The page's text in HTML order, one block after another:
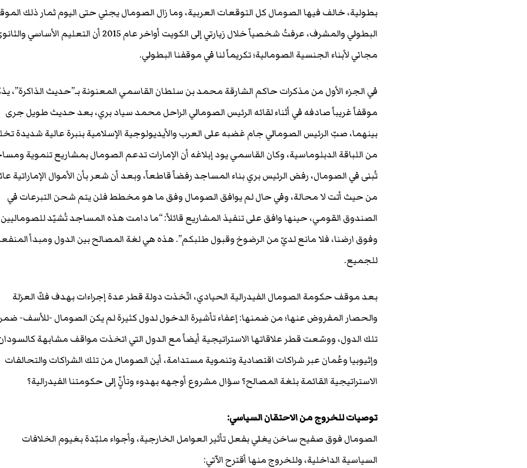
بطولية، خالف فيها الصومال كل التوقعات العربية، وما زال الصومال يجني حتى اليوم ثمار ذلك
البطولي والمشرف، عرفتُ شخصياً خلال زيارتي إلى الكويت أواخر عام 2015 أن التعليم الأساسي
مجاني لأبناء الجنسية الصومالية؛ تكريماً لنا في موقفنا البطولي.
في الجزء الأول من مذكرات حاكم الشارقة محمد بن سلطان القاسمي المعنونة بـ”حديث الذاكرة”،
موقفاً غريباً صادفه في أثناء لقائه الرئيس الصومالي الراحل محمد سياد بري، بعد حديث طويل جرى
بينهما، صبّ الرئيس الصومالي جام غضبه على العرب والأيديولوجية الإسلامية بنبرة عالية شديدة
من اللباقة الدبلوماسية، وكان القاسمي يود إبلاغه أن الإمارات تدعم الصومال بمشاريع تنموية
تُبنى في الصومال، رفض الرئيس بري بناء المساجد رفضاً قاطعاً، وبعد أن شعر بأن الأموال الإماراتية
من حيث أتت لا محالة، وفي حال لم يوافق الصومال وفق ما هو مخطط فلن يتم شحن التبرعات في
الصندوق القومي، حينها وافق على تنفيذ المشاريع قائلاً: “ما دامت هذه المساجد تُشيّد للصوماليين
وفوق ارضنا، فلا مانع لديّ من الرضوخ وقبول طلبكم”. هذه هي لغة المصالح بين الدول ومبدأ
للجميع.
بعد موقف حكومة الصومال الفيدرالية الحيادي، اتّخذت دولة قطر عدة إجراءات بهدف فكّ العزلة
والحصار المفروض عنها؛ من ضمنها: إعفاء تأشيرة الدخول لدول كثيرة لم يكن الصومال -للأسف-
تلك الدول، ووسّعت قطر علاقاتها الاستراتيجية أيضاً مع الدول التي اتخذت مواقف مشابهة
وإثيوبيا وعُمان عبر شراكات اقتصادية وتنموية مستدامة، أين الصومال من تلك الشراكات والتحالفات
الاستراتيجية القائمة بلغة المصالح؟ سؤال مشروع أوجهه بهدوء وتأنٍّ إلى حكومتنا الفيدرالية؟
توصيات للخروج من الاحتقان السياسي:
الصومال فوق صفيح ساخن يغلي بفعل تأثير العوامل الخارجية، وأجواء ملبّدة بغيوم الخلافات
السياسية الداخلية، وللخروج منها أقترح الآتي: